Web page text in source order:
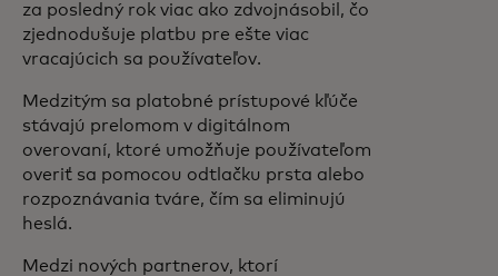
za posledný rok viac ako zdvojnásobil, čo
zjednodušuje platbu pre ešte viac
vracajúcich sa používateľov.
Medzitým sa platobné prístupové kľúče
stávajú prelomom v digitálnom
overovaní, ktoré umožňuje používateľom
overiť sa pomocou odtlačku prsta alebo
rozpoznávania tváre, čím sa eliminujú
heslá.
Medzi nových partnerov, ktorí